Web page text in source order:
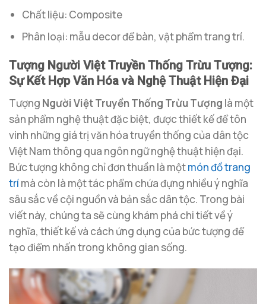
Chất liệu: Composite
Phân loại: mẫu decor để bàn, vật phẩm trang trí.
Tượng Người Việt Truyền Thống Trừu Tượng:
Sự Kết Hợp Văn Hóa và Nghệ Thuật Hiện Đại
Tượng Người Việt Truyền Thống Trừu Tượng là một
sản phẩm nghệ thuật đặc biệt, được thiết kế để tôn
vinh những giá trị văn hóa truyền thống của dân tộc
Việt Nam thông qua ngôn ngữ nghệ thuật hiện đại.
Bức tượng không chỉ đơn thuần là mộtmón đồ trang
trímà còn là một tác phẩm chứa đựng nhiều ý nghĩa
sâu sắc về cội nguồn và bản sắc dân tộc. Trong bài
viết này, chúng ta sẽ cùng khám phá chi tiết về ý
nghĩa, thiết kế và cách ứng dụng của bức tượng để
tạo điểm nhấn trong không gian sống.